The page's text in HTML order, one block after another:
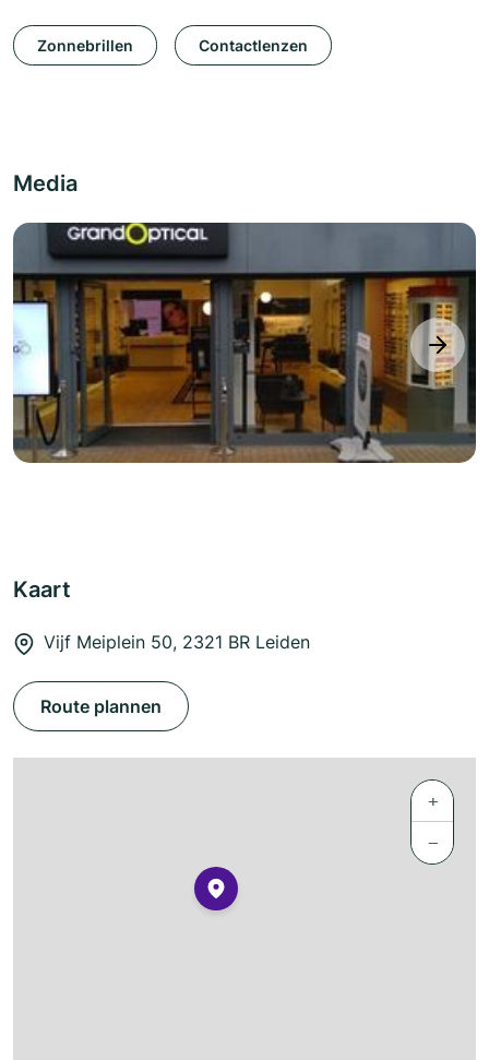
Zonnebrillen Contactlenzen
Media
next
Kaart
Vijf Meiplein 50, 2321 BR Leiden
Route plannen
+
−